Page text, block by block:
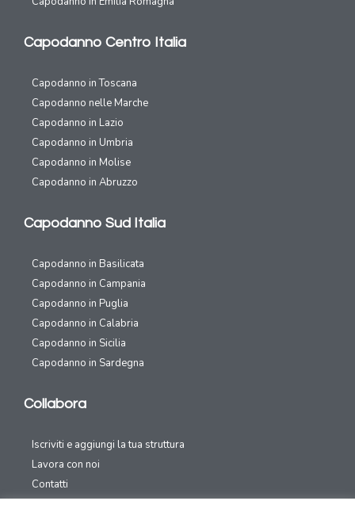
Capodanno Centro Italia
Capodanno in Toscana
Capodanno nelle Marche
Capodanno in Lazio
Capodanno in Umbria
Capodanno in Molise
Capodanno in Abruzzo
Capodanno Sud Italia
Capodanno in Basilicata
Capodanno in Campania
Capodanno in Puglia
Capodanno in Calabria
Capodanno in Sicilia
Capodanno in Sardegna
Collabora
Iscriviti e aggiungi la tua struttura
Lavora con noi
Contatti